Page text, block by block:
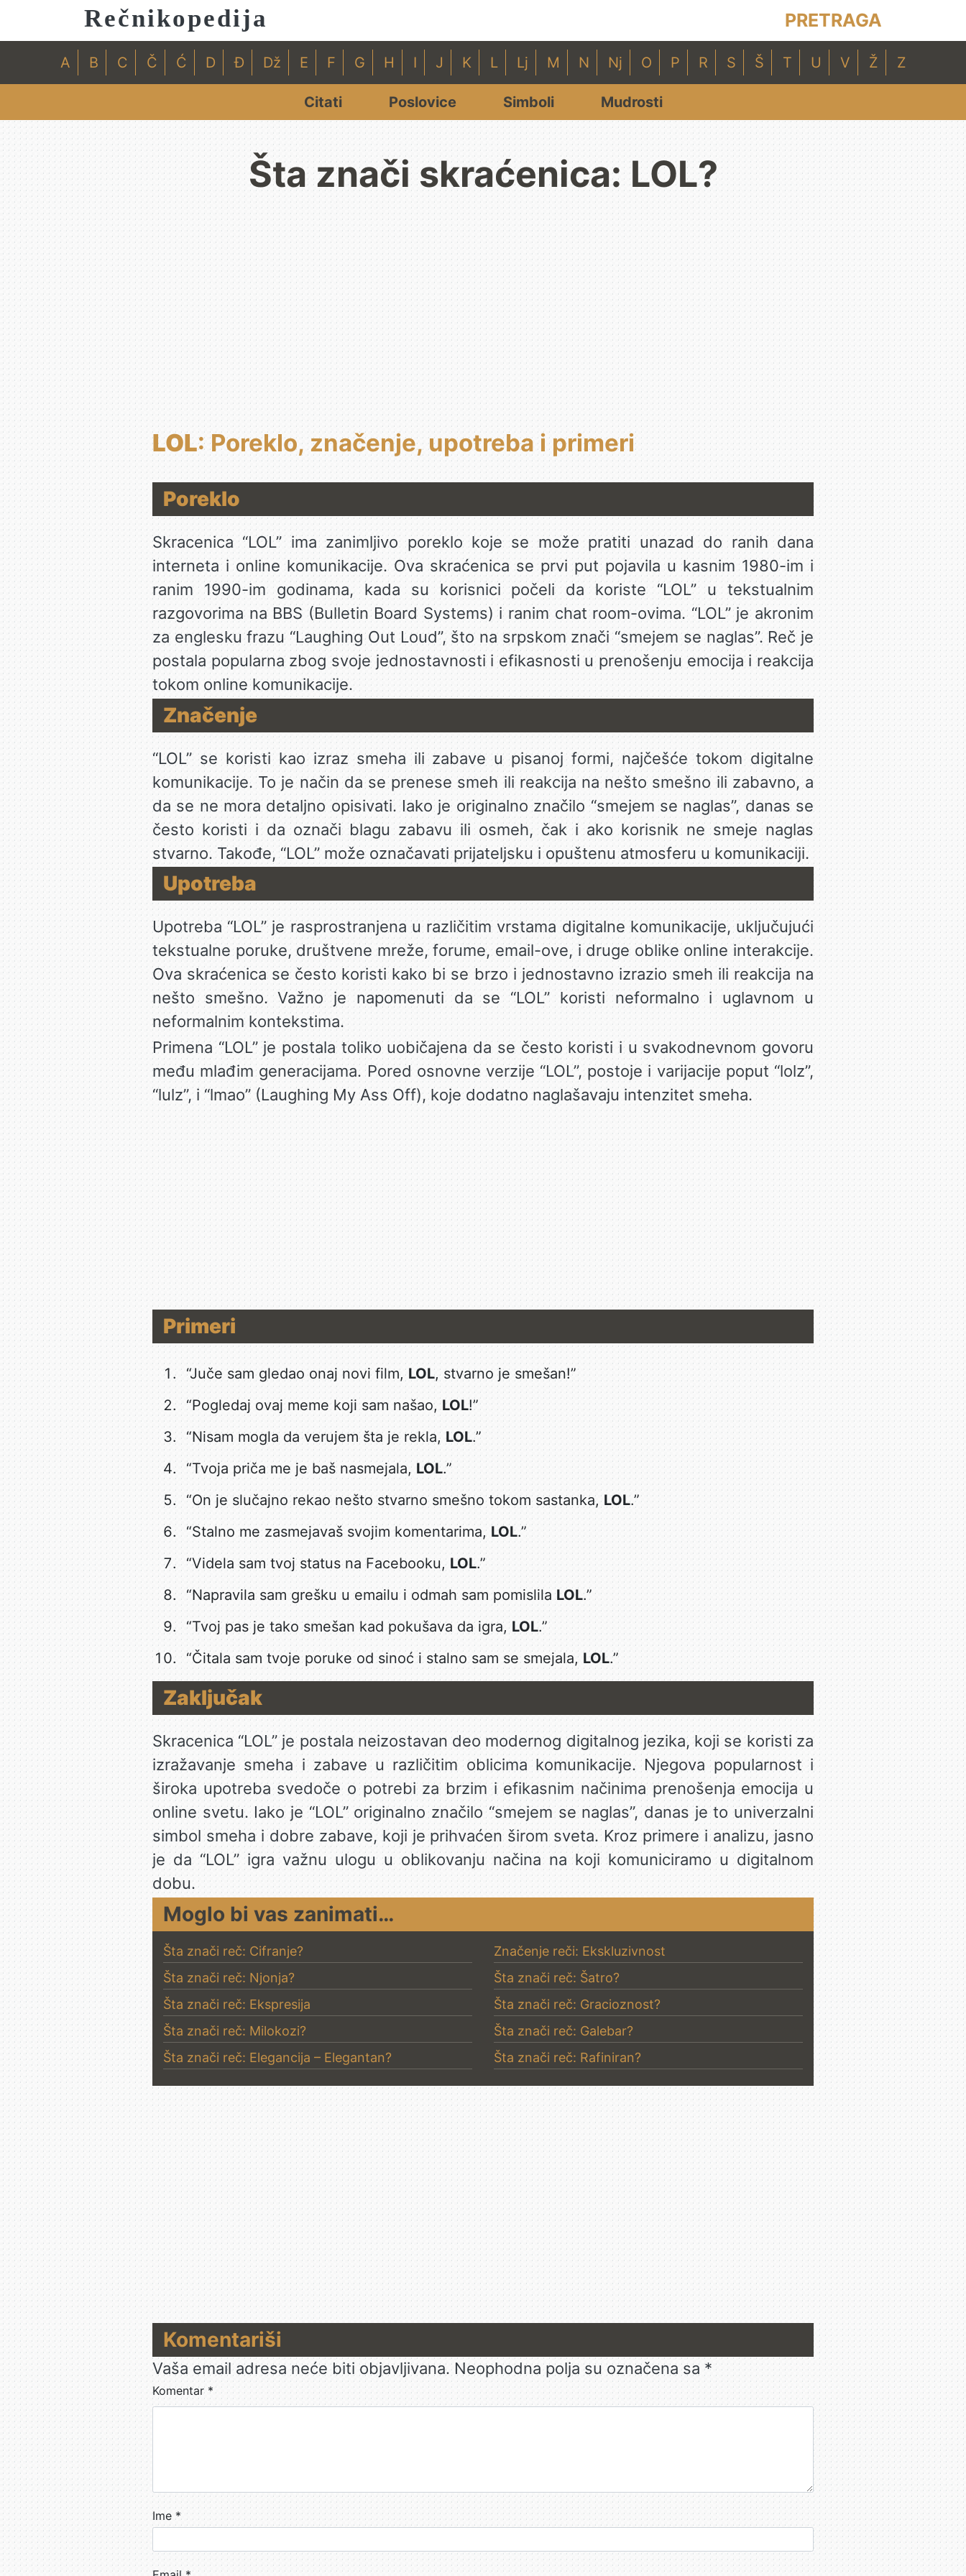
Rečnikopedija PRETRAGA
A B C Č Ć D Đ Dž E F G H I J K L Lj M N Nj O P R S Š T U V Ž Z
Citati Poslovice Simboli Mudrosti
Šta znači skraćenica: LOL?
LOL: Poreklo, značenje, upotreba i primeri
Poreklo
Skracenica “LOL” ima zanimljivo poreklo koje se može pratiti unazad do ranih dana
interneta i online komunikacije. Ova skraćenica se prvi put pojavila u kasnim 1980-im i
ranim 1990-im godinama, kada su korisnici počeli da koriste “LOL” u tekstualnim
razgovorima na BBS (Bulletin Board Systems) i ranim chat room-ovima. “LOL” je akronim
za englesku frazu “Laughing Out Loud”, što na srpskom znači “smejem se naglas”. Reč je
postala popularna zbog svoje jednostavnosti i efikasnosti u prenošenju emocija i reakcija
tokom online komunikacije.
Značenje
“LOL” se koristi kao izraz smeha ili zabave u pisanoj formi, najčešće tokom digitalne
komunikacije. To je način da se prenese smeh ili reakcija na nešto smešno ili zabavno, a
da se ne mora detaljno opisivati. Iako je originalno značilo “smejem se naglas”, danas se
često koristi i da označi blagu zabavu ili osmeh, čak i ako korisnik ne smeje naglas
stvarno. Takođe, “LOL” može označavati prijateljsku i opuštenu atmosferu u komunikaciji.
Upotreba
Upotreba “LOL” je rasprostranjena u različitim vrstama digitalne komunikacije, uključujući
tekstualne poruke, društvene mreže, forume, email-ove, i druge oblike online interakcije.
Ova skraćenica se često koristi kako bi se brzo i jednostavno izrazio smeh ili reakcija na
nešto smešno. Važno je napomenuti da se “LOL” koristi neformalno i uglavnom u
neformalnim kontekstima.
Primena “LOL” je postala toliko uobičajena da se često koristi i u svakodnevnom govoru
među mlađim generacijama. Pored osnovne verzije “LOL”, postoje i varijacije poput “lolz”,
“lulz”, i “lmao” (Laughing My Ass Off), koje dodatno naglašavaju intenzitet smeha.
Primeri
“Juče sam gledao onaj novi film,LOL, stvarno je smešan!”
“Pogledaj ovaj meme koji sam našao,LOL!”
“Nisam mogla da verujem šta je rekla, LOL.”
“Tvoja priča me je baš nasmejala, LOL.”
“On je slučajno rekao nešto stvarno smešno tokom sastanka,LOL.”
“Stalno me zasmejavaš svojim komentarima, LOL.”
“Videla sam tvoj status na Facebooku, LOL.”
“Napravila sam grešku u emailu i odmah sam pomislilaLOL.”
“Tvoj pas je tako smešan kad pokušava da igra,LOL.”
“Čitala sam tvoje poruke od sinoć i stalno sam se smejala, LOL.”
Zaključak
Skracenica “LOL” je postala neizostavan deo modernog digitalnog jezika, koji se koristi za
izražavanje smeha i zabave u različitim oblicima komunikacije. Njegova popularnost i
široka upotreba svedoče o potrebi za brzim i efikasnim načinima prenošenja emocija u
online svetu. Iako je “LOL” originalno značilo “smejem se naglas”, danas je to univerzalni
simbol smeha i dobre zabave, koji je prihvaćen širom sveta. Kroz primere i analizu, jasno
je da “LOL” igra važnu ulogu u oblikovanju načina na koji komuniciramo u digitalnom
dobu.
Moglo bi vas zanimati…
Šta znači reč: Cifranje?
Značenje reči: Ekskluzivnost
Šta znači reč: Njonja?
Šta znači reč: Šatro?
Šta znači reč: Ekspresija
Šta znači reč: Gracioznost?
Šta znači reč: Milokozi?
Šta znači reč: Galebar?
Šta znači reč: Elegancija – Elegantan?
Šta znači reč: Rafiniran?
Komentariši
Vaša email adresa neće biti objavljivana. Neophodna polja su označena sa *
Komentar *
Ime *